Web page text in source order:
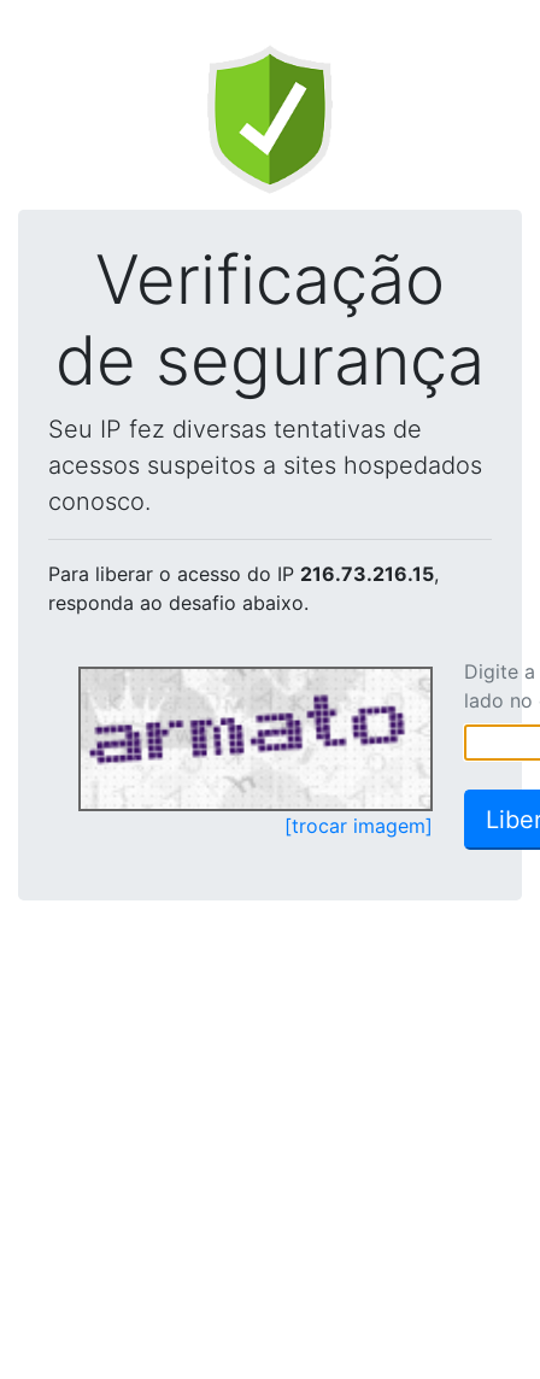
Verificação
de segurança
Seu IP fez diversas tentativas de
acessos suspeitos a sites hospedados
conosco.
Para liberar o acesso do IP 216.73.216.15,
responda ao desafio abaixo.
[trocar imagem]
Digite
lado no